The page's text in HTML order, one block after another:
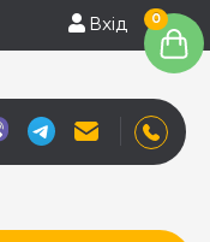
Вхід 0